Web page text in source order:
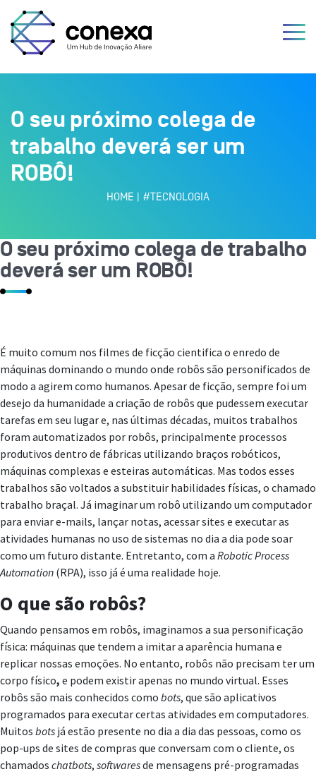
O seu próximo colega de
trabalho deverá ser um
ROBÔ!
HOME | #TECNOLOGIA
O seu próximo colega de trabalho
deverá ser um ROBÔ!
É muito comum nos filmes de ficção cientifica o enredo de
máquinas dominando o mundo onde robôs são personificados de
modo a agirem como humanos. Apesar de ficção, sempre foi um
desejo da humanidade a criação de robôs que pudessem executar
tarefas em seu lugar e, nas últimas décadas, muitos trabalhos
foram automatizados por robôs, principalmente processos
produtivos dentro de fábricas utilizando braços robóticos,
máquinas complexas e esteiras automáticas. Mas todos esses
trabalhos são voltados a substituir habilidades físicas, o chamado
trabalho braçal. Já imaginar um robô utilizando um computador
para enviar e-mails, lançar notas, acessar sites e executar as
atividades humanas no uso de sistemas no dia a dia pode soar
como um futuro distante. Entretanto, com a Robotic Process
Automation (RPA), isso já é uma realidade hoje.
O que são robôs?
Quando pensamos em robôs, imaginamos a sua personificação
física: máquinas que tendem a imitar a aparência humana e
replicar nossas emoções. No entanto, robôs não precisam ter um
corpo físico, e podem existir apenas no mundo virtual. Esses
robôs são mais conhecidos como bots, que são aplicativos
programados para executar certas atividades em computadores.
Muitos bots já estão presente no dia a dia das pessoas, como os
pop-ups de sites de compras que conversam com o cliente, os
chamados chatbots, softwaresde mensagens pré-programadas